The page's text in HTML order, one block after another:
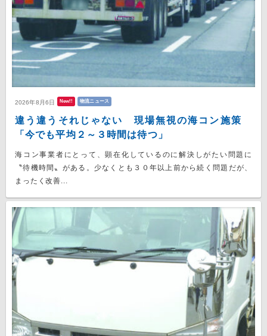
2026年8月6日 New!! 物流ニュース
違う違うそれじゃない 現場無視の海コン施策
「今でも平均２～３時間は待つ」
海コン事業者にとって、顕在化しているのに解決しがたい問題に
〝待機時間〟がある。少なくとも３０年以上前から続く問題だが、
まったく改善...